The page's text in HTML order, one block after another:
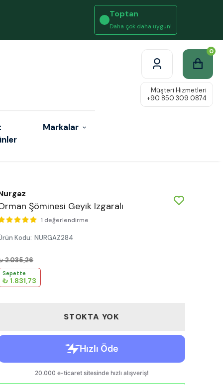
Toptan
Daha çok daha uygun!
Markalar
0
Şöminesi Geyik Izgaralı
1 değerlendirme
Kodu: NURGAZ284
2.035,26
Sepette
₺ 1.831,73
STOKTA YOK